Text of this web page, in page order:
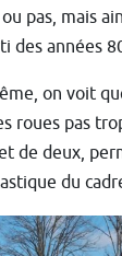
pas, mais
des années
on voit
roues pas
de deux,
du